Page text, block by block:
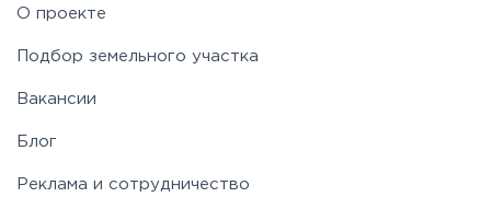
О проекте
Подбор земельного участка
Вакансии
Блог
Реклама и сотрудничество